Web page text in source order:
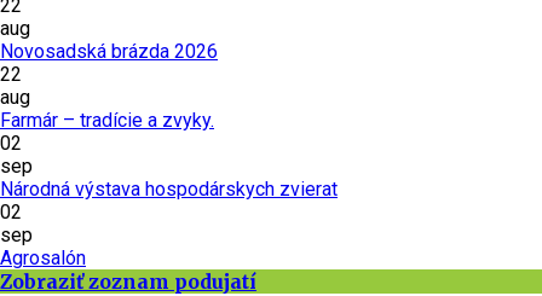
22
aug
Novosadská brázda 2026
22
aug
Farmár – tradície a zvyky.
02
sep
Národná výstava hospodárskych zvierat
02
sep
Agrosalón
Zobraziť zoznam podujatí